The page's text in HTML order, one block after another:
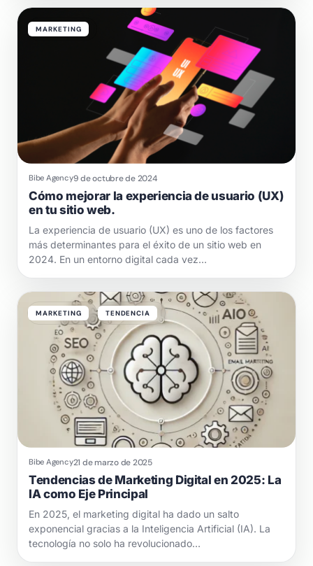
MARKETING
Bibe Agency9 de octubre de 2024
Cómo mejorar la experiencia de usuario (UX)
en tu sitio web.
La experiencia de usuario (UX) es uno de los factores
más determinantes para el éxito de un sitio web en
2024. En un entorno digital cada vez…
MARKETING TENDENCIA
Bibe Agency21 de marzo de 2025
Tendencias de Marketing Digital en 2025: La
IA como Eje Principal
En 2025, el marketing digital ha dado un salto
exponencial gracias a la Inteligencia Artificial (IA). La
tecnología no solo ha revolucionado…